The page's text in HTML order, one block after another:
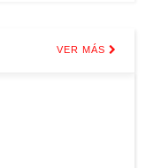
VER MÁS